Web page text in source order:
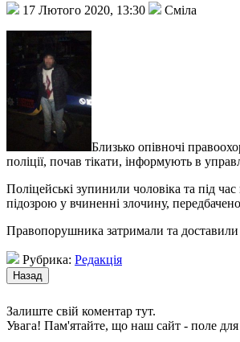
17 Лютого 2020, 13:30 Сміла
Близько опівночі
поліції, почав тікати, інформують в
Поліцейські зупинили чоловіка та під
підозрою у вчиненні злочину,
Правопорушника затримали та доставили
Рубрика: Редакція
Залиште свій коментар тут.
Увага! Пам'ятайте, що наш сайт - поле